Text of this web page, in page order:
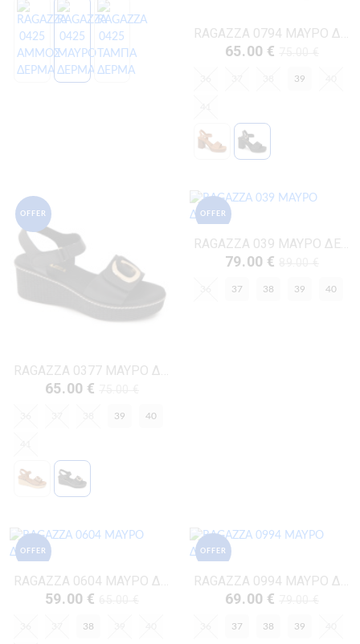
RAGAZZA 0794 ΜΑΥΡΟ ΔΕΡΜΑ
65.00 €
39
OFFER
65.00 €
39 40
OFFER
79.00 €
37 38 39 40
OFFER
59.00 €
38
OFFER
69.00 €
37 38 39